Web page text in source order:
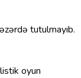
tutulmayıb.
oyun